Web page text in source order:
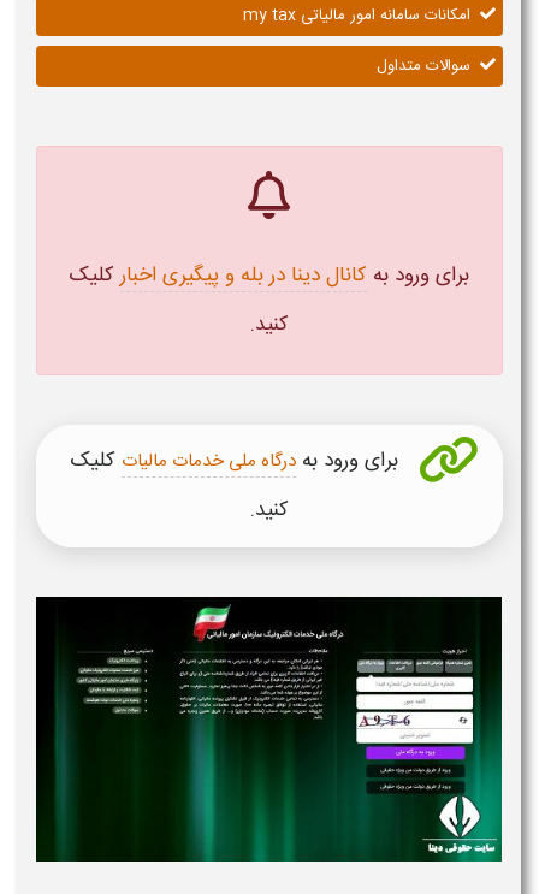
امکانات سامانه امور مالیاتی my tax
سوالات متداول
برای ورود به کانال دینا در بله و پیگیری اخبارکلیک
کنید.
برای ورود به درگاه ملی خدمات مالیات کلیک
کنید.